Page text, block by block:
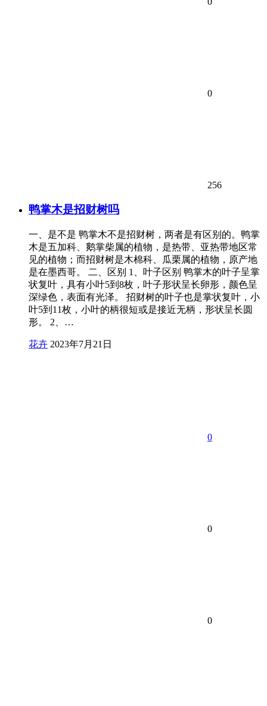
0
256
鸭掌木是招财树吗
一、是不是 鸭掌木不是招财树，两者是有区别的。鸭掌
木是五加科、鹅掌柴属的植物，是热带、亚热带地区常
见的植物；而招财树是木棉科、瓜栗属的植物，原产地
是在墨西哥。 二、区别 1、叶子区别 鸭掌木的叶子呈掌
状复叶，具有小叶5到8枚，叶子形状呈长卵形，颜色呈
深绿色，表面有光泽。 招财树的叶子也是掌状复叶，小
叶5到11枚，小叶的柄很短或是接近无柄，形状呈长圆
形。 2、…
花卉 2023年7月21日
0
0
0